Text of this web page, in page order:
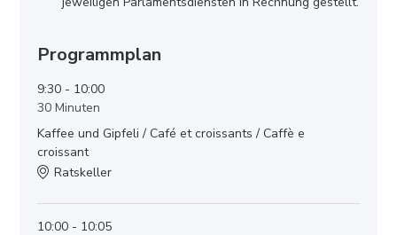
Programmplan
9:30 - 10:00
30 Minuten
Kaffee und Gipfeli / Café et croissants / Caffè e
croissant
Ratskeller
10:00 - 10:05